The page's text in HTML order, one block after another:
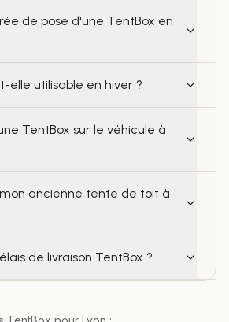
de pose d'une TentBox en
elle utilisable en hiver ?
TentBox sur le véhicule à
ancienne tente de toit à
de livraison TentBox ?